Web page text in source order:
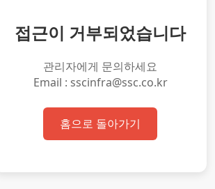
접근이 거부되었습니다
관리자에게 문의하세요
Email : sscinfra@ssc.co.kr
홈으로 돌아가기